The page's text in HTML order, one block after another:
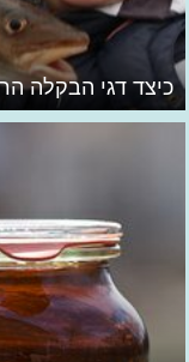
כיצד דגי הבקלה